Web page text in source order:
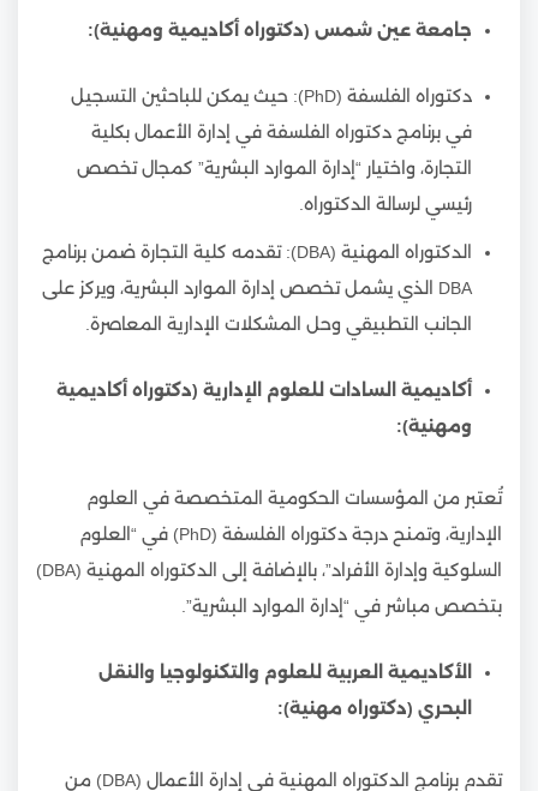
جامعة عين شمس (دكتوراه أكاديمية ومهنية):
دكتوراه الفلسفة (PhD): حيث يمكن للباحثين التسجيل
في برنامج دكتوراه الفلسفة في إدارة الأعمال بكلية
التجارة، واختيار “إدارة الموارد البشرية” كمجال تخصص
رئيسي لرسالة الدكتوراه.
الدكتوراه المهنية (DBA): تقدمه كلية التجارة ضمن برنامج
DBA الذي يشمل تخصص إدارة الموارد البشرية، ويركز على
الجانب التطبيقي وحل المشكلات الإدارية المعاصرة.
أكاديمية السادات للعلوم الإدارية (دكتوراه أكاديمية
ومهنية):
تُعتبر من المؤسسات الحكومية المتخصصة في العلوم
الإدارية، وتمنح درجة دكتوراه الفلسفة (PhD) في “العلوم
السلوكية وإدارة الأفراد”، بالإضافة إلى الدكتوراه المهنية (DBA)
بتخصص مباشر في “إدارة الموارد البشرية”.
الأكاديمية العربية للعلوم والتكنولوجيا والنقل
البحري (دكتوراه مهنية):
تقدم برنامج الدكتوراه المهنية في إدارة الأعمال (DBA) من